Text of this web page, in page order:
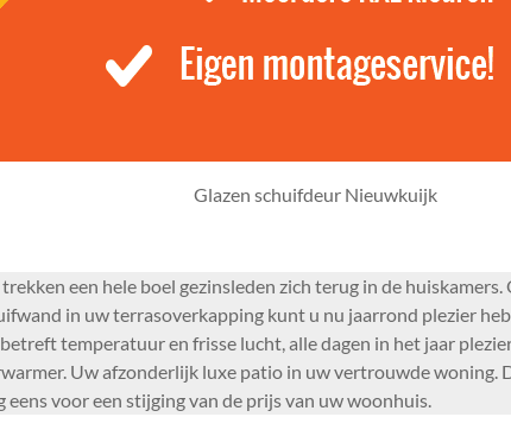
Glazen schuifdeur Nieuwkuijk
een hele boel gezinsleden zich terug in de
in uw terrasoverkapping kunt u nu jaarrond plezier
temperatuur en frisse lucht, alle dagen in het jaar
Uw afzonderlijk luxe patio in uw vertrouwde woning.
voor een stijging van de prijs van uw woonhuis.